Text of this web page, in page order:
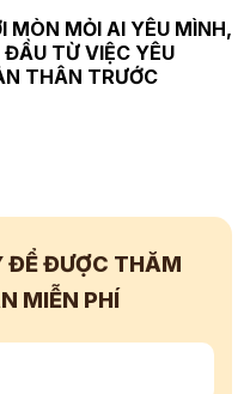
MÒN MỎI AI YÊU MÌNH,
TỪ VIỆC YÊU
THÂN TRƯỚC
ĐỂ ĐƯỢC THĂM
MIỄN PHÍ